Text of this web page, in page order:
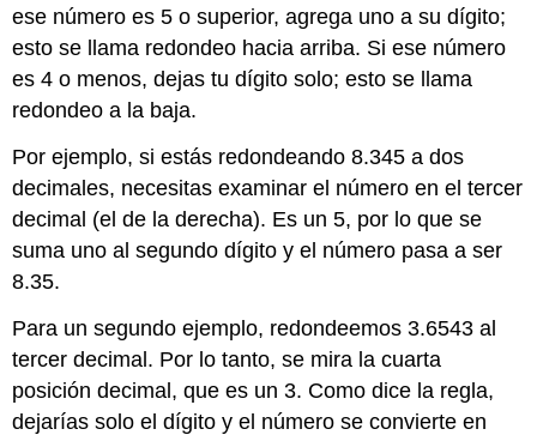
ese número es 5 o superior, agrega uno a su dígito;
esto se llama redondeo hacia arriba. Si ese número
es 4 o menos, dejas tu dígito solo; esto se llama
redondeo a la baja.
Por ejemplo, si estás redondeando 8.345 a dos
decimales, necesitas examinar el número en el tercer
decimal (el de la derecha). Es un 5, por lo que se
suma uno al segundo dígito y el número pasa a ser
8.35.
Para un segundo ejemplo, redondeemos 3.6543 al
tercer decimal. Por lo tanto, se mira la cuarta
posición decimal, que es un 3. Como dice la regla,
dejarías solo el dígito y el número se convierte en